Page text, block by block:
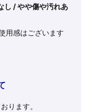
し / やや傷や汚れあ
用感はございます
ります。